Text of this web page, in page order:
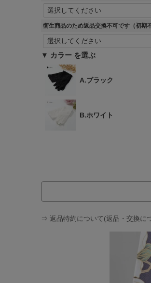
(
必
須
衛生商品のため返品交換不可です（初期
カラー
A.ブラック
B.ホワイト
⇒ 返品特約について(返品・交換に